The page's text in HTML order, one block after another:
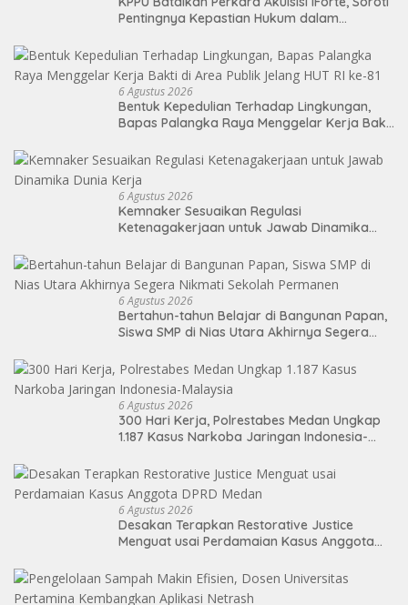
Pentingnya Kepastian Hukum dalam
6 Agustus 2026
Bentuk Kepedulian Terhadap Lingkungan,
Bapas Palangka Raya Menggelar Kerja Bakti
6 Agustus 2026
Kemnaker Sesuaikan Regulasi
Ketenagakerjaan untuk Jawab Dinamika
6 Agustus 2026
Bertahun-tahun Belajar di Bangunan Papan,
Siswa SMP di Nias Utara Akhirnya Segera
6 Agustus 2026
300 Hari Kerja, Polrestabes Medan Ungkap
1.187 Kasus Narkoba Jaringan Indonesia-
6 Agustus 2026
Desakan Terapkan Restorative Justice
Menguat usai Perdamaian Kasus Anggota